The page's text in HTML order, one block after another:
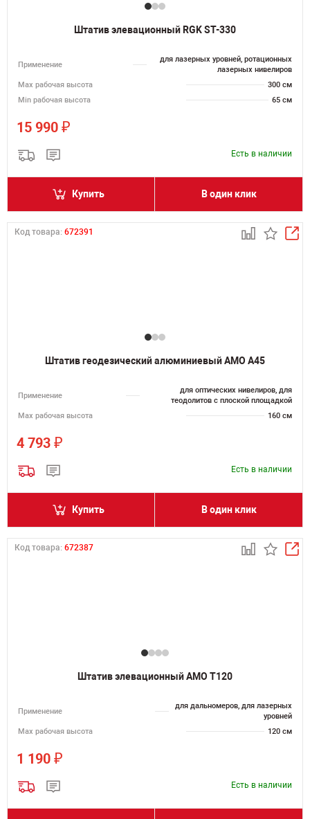
Штатив элевационный RGK ST-330
Применение
для лазерных уровней, ротационных
лазерных нивелиров
Мах рабочая высота
300 см
Min рабочая высота
65 см
15 990 ₽
Есть в наличии
Купить В один клик
Код товара: 672391
Штатив геодезический алюминиевый AMO А45
Применение
для оптических нивелиров, для
теодолитов с плоской площадкой
Мах рабочая высота
160 см
4 793 ₽
Есть в наличии
Купить В один клик
Код товара: 672387
Штатив элевационный AMO T120
Применение
для дальномеров, для лазерных
уровней
Мах рабочая высота
120 см
1 190 ₽
Есть в наличии